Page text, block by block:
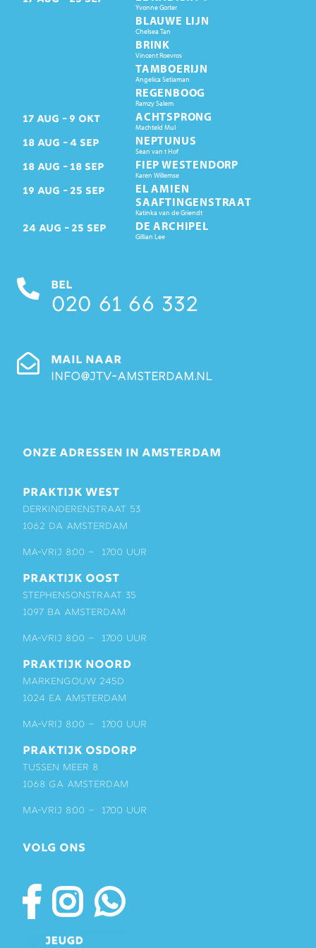
Yvonne Gorter
BLAUWE LIJN
Chelsea Tan
BRINK
Vincent Roevros
TAMBOERIJN
Angelica Setiaman
REGENBOOG
Ramzy Salem
17 AUG 9 OKT ACHTSPRONG
Machteld Mul
18 AUG 4 SEP NEPTUNUS
Sean van t Hof
18 AUG 18 SEP FIEP WESTENDORP
Karen Willemse
19 AUG 25 SEP
EL AMIEN
SAAFTINGENSTRAAT
Katinka van de Griendt
24 AUG 25 SEP DE ARCHIPEL
Gillian Lee
BEL
020 61 66 332
MAIL NAAR
info@jtv-amsterdam.nl
ONZE ADRESSEN IN AMSTERDAM
PRAKTIJK WEST
Derkinderenstraat 53
1062 DA Amsterdam
ma-vrij 8:00 – 17:00 uur
PRAKTIJK OOST
Stephensonstraat 35
1097 BA Amsterdam
ma-vrij 8:00 – 17:00 uur
PRAKTIJK NOORD
Markengouw 245D
1024 EA Amsterdam
ma-vrij 8:00 – 17:00 uur
PRAKTIJK OSDORP
Tussen Meer 8
1068 GA Amsterdam
ma-vrij 8:00 – 17:00 uur
VOLG ONS